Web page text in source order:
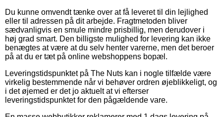
Du kunne omvendt tænke over at få leveret til din lejlighed
eller til adressen på dit arbejde. Fragtmetoden bliver
sædvanligvis en smule mindre prisbillig, men derudover i
høj grad smart. Den billigste mulighed for levering kan ikke
benægtes at være at du selv henter varerne, men det beroer
på at du er tæt på online webshoppens bopæl.
Leveringstidspunktet på The Nuts kan i nogle tilfælde være
virkelig bestemmende når vi behøver ordren øjeblikkeligt, og
i det øjemed er det jo aktuelt at vi efterser
leveringstidspunktet for den pågældende vare.